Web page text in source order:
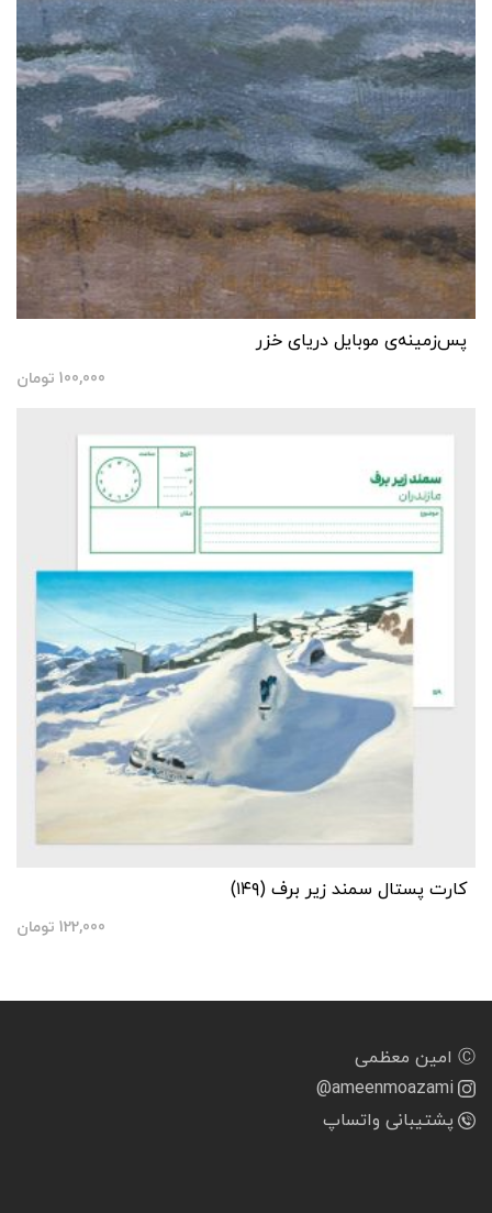
پس‌زمینه‌ی موبایل دریای خزر
100,000 تومان
کارت پستال سمند زیر برف (۱۴۹)
122,000 تومان
Ⓒ امین معظمی
@ameenmoazami
پشتیبانی واتساپ